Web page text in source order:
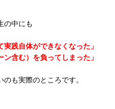
の中にも
実践自体ができなくなった」
ン含む）を負ってしまった」
も実際のところです。